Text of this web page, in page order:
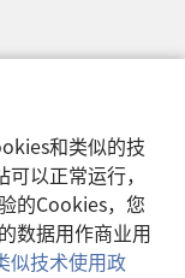
和类似的技
以正常运行，
的Cookies，您
数据用作商业用
似技术使用政